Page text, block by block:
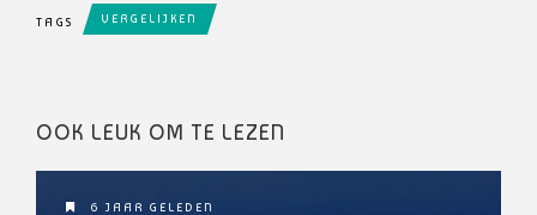
TAGS VERGELIJKEN
OOK LEUK OM TE LEZEN
6 JAAR GELEDEN